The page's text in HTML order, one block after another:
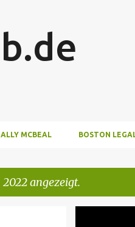
ALLY MCBEAL BOSTON
angezeigt.